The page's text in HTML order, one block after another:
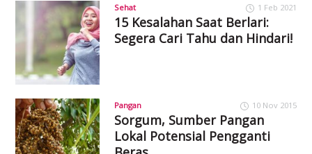
Sehat 1 Feb 2021
15 Kesalahan Saat Berlari:
Segera Cari Tahu dan Hindari!
Pangan 10 Nov 2015
Sorgum, Sumber Pangan
Lokal Potensial Pengganti